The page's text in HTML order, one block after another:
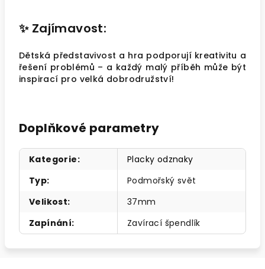
✨ Zajímavost:
Dětská představivost a hra podporují kreativitu a
řešení problémů – a každý malý příběh může být
inspirací pro velká dobrodružství!
Doplňkové parametry
Kategorie:
Placky odznaky
Typ:
Podmořský svět
Velikost:
37mm
Zapínání: Zavírací špendlík